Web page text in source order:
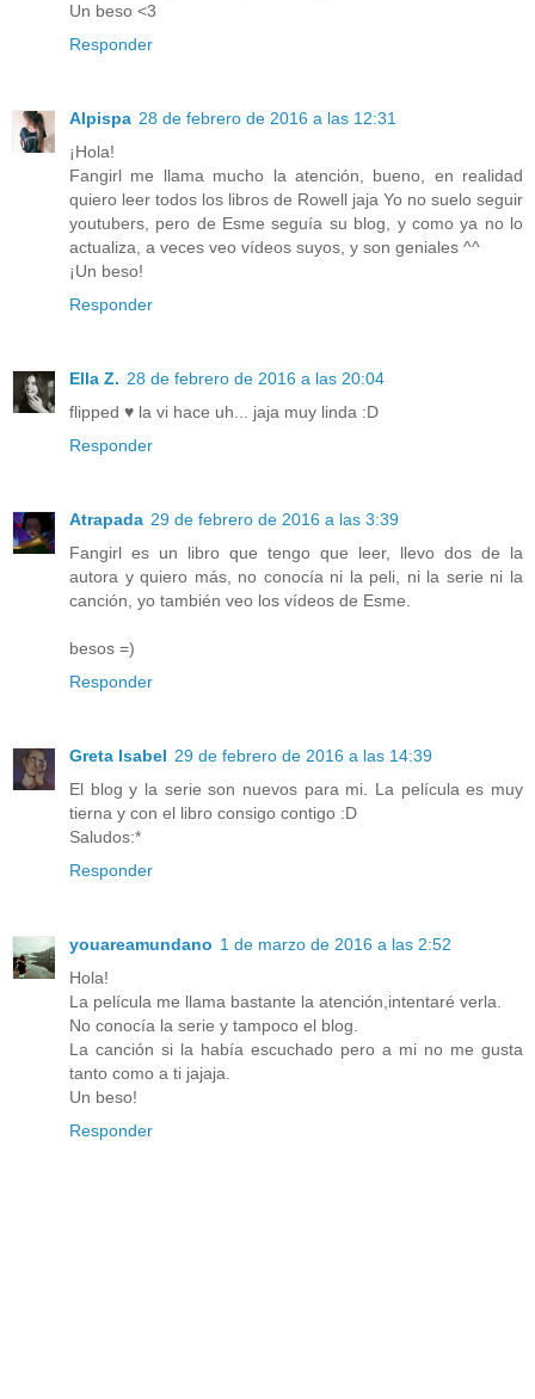
Un beso <3
Responder
Alpispa 28 de febrero de 2016 a las 12:31
¡Hola!
Fangirl me llama mucho la atención, bueno, en realidad
quiero leer todos los libros de Rowell jaja Yo no suelo seguir
youtubers, pero de Esme seguía su blog, y como ya no lo
actualiza, a veces veo vídeos suyos, y son geniales ^^
¡Un beso!
Responder
Ella Z. 28 de febrero de 2016 a las 20:04
flipped ♥ la vi hace uh... jaja muy linda :D
Responder
Atrapada 29 de febrero de 2016 a las 3:39
Fangirl es un libro que tengo que leer, llevo dos de la
autora y quiero más, no conocía ni la peli, ni la serie ni la
canción, yo también veo los vídeos de Esme.
besos =)
Responder
Greta Isabel 29 de febrero de 2016 a las 14:39
El blog y la serie son nuevos para mi. La película es muy
tierna y con el libro consigo contigo :D
Saludos:*
Responder
youareamundano 1 de marzo de 2016 a las 2:52
Hola!
La película me llama bastante la atención,intentaré verla.
No conocía la serie y tampoco el blog.
La canción si la había escuchado pero a mi no me gusta
tanto como a ti jajaja.
Un beso!
Responder